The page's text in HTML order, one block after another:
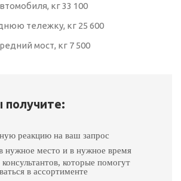
кг 33 100
тележку, кг 25 600
мост, кг 7 500
получите:
реакцию на ваш запрос
нужное место и в нужное время
которые помогут
в ассортименте